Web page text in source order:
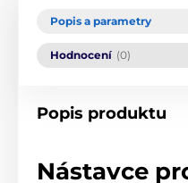
Popis a parametry
Hodnocení (0)
Popis produktu
Nástavce